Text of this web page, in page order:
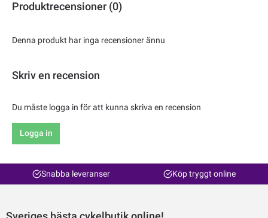
Produktrecensioner (0)
Denna produkt har inga recensioner ännu
Skriv en recension
Du måste logga in för att kunna skriva en recension
Logga in
Snabba leveranser Köp tryggt online